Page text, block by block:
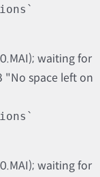
waiting for
"No space left on
waiting for